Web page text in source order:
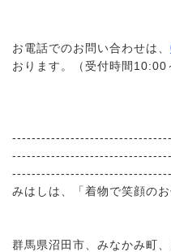
お電話でのお問い合わせは、
おります。（受付時間
みはしは、「着物で笑顔の
群馬県沼田市、みなかみ町